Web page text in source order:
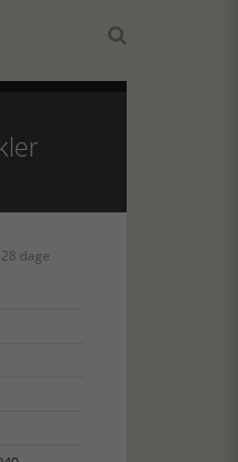

28 dage